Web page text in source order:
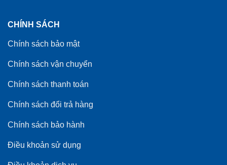
CHÍNH SÁCH
Chính sách bảo mật
Chính sách vận chuyển
Chính sách thanh toán
Chính sách đổi trả hàng
Chính sách bảo hành
Điều khoản sử dụng